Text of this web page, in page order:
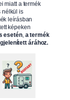
miatt a termék
nélkül is
leírásban
képeken
esetén, a termék
árához.